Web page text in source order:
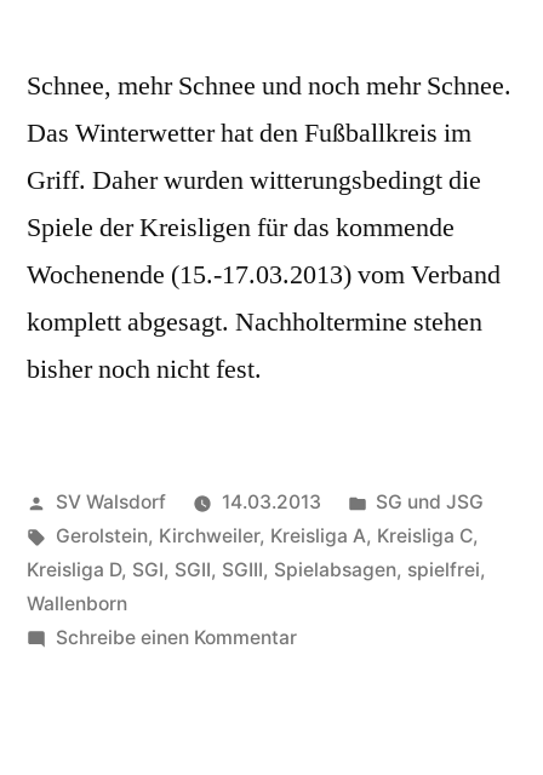
Schnee, mehr Schnee und noch mehr Schnee.
Das Winterwetter hat den Fußballkreis im
Griff. Daher wurden witterungsbedingt die
Spiele der Kreisligen für das kommende
Wochenende (15.-17.03.2013) vom Verband
komplett abgesagt. Nachholtermine stehen
bisher noch nicht fest.
Veröffentlicht
von
SV Walsdorf 14.03.2013
Veröffentlicht
in
SG und JSG
Schlagwörter:
Gerolstein, Kirchweiler, Kreisliga A, Kreisliga C,
Kreisliga D, SGI, SGII, SGIII, Spielabsagen, spielfrei,
Wallenborn
Schreibe einen Kommentarzu